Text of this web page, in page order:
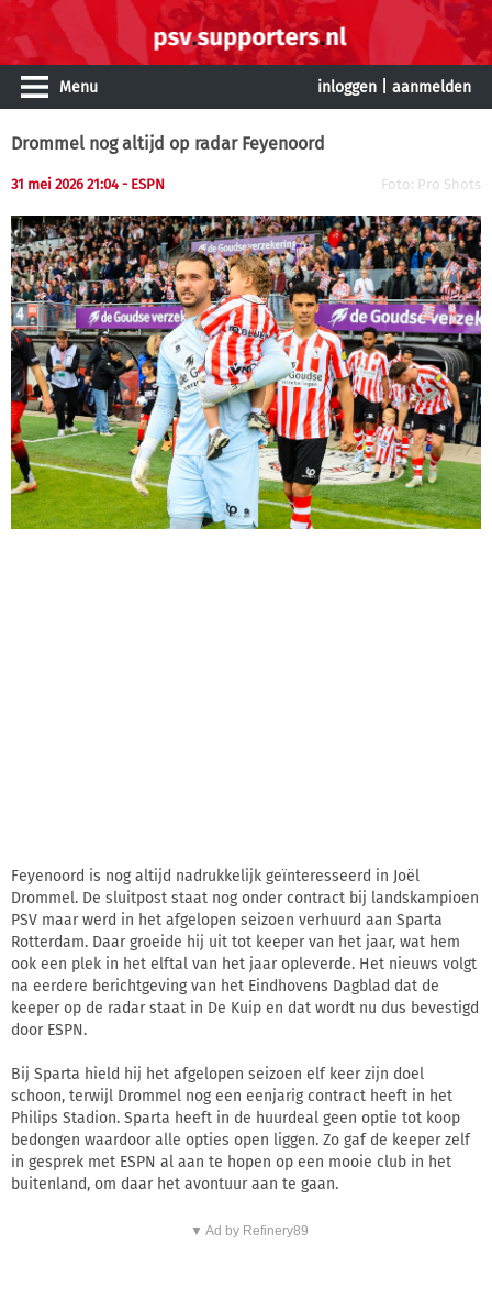
Menu inloggen aanmelden
Drommel nog altijd op radar Feyenoord
31 mei 2026 21:04 - ESPN Foto: Pro Shots
Feyenoord is nog altijd nadrukkelijk geïnteresseerd in Joël
Drommel. De sluitpost staat nog onder contract bij landskampioen
PSV maar werd in het afgelopen seizoen verhuurd aan Sparta
Rotterdam. Daar groeide hij uit tot keeper van het jaar, wat hem
ook een plek in het elftal van het jaar opleverde. Het nieuws volgt
na eerdere berichtgeving van het Eindhovens Dagblad dat de
keeper op de radar staat in De Kuip en dat wordt nu dus bevestigd
door ESPN.
Bij Sparta hield hij het afgelopen seizoen elf keer zijn doel
schoon, terwijl Drommel nog een eenjarig contract heeft in het
Philips Stadion. Sparta heeft in de huurdeal geen optie tot koop
bedongen waardoor alle opties open liggen. Zo gaf de keeper zelf
in gesprek met ESPN al aan te hopen op een mooie club in het
buitenland, om daar het avontuur aan te gaan.
▼ Ad by Refinery89